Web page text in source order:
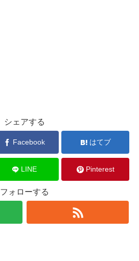
シェアする
Facebook はてブ
LINE Pinterest
フォローする